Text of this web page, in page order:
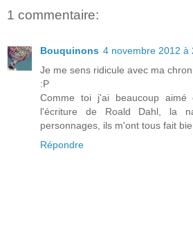
1 commentaire:
Bouquinons 4 novembre 2012 à
Je me sens ridicule avec ma
:P
Comme toi j'ai beaucoup
l'écriture de Roald Dahl, la
personnages, ils m'ont tous fait
Répondre